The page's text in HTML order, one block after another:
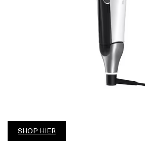
SHOP HIER